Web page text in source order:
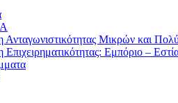
Ανταγωνιστικότητας Μικρών και
Επιχειρηματικότητας: Εμπόριο –